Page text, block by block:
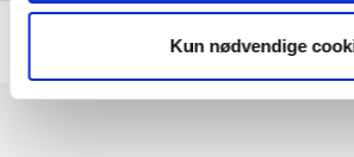
Kun nødvendige